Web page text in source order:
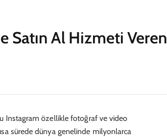
Satın Al Hizmeti Veren
Instagram özellikle fotoğraf ve video
sürede dünya genelinde milyonlarca